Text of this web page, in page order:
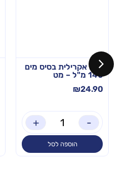
לכה אקרילית בסיס מים
140 מ"ל – מט
₪24.90
-
+
הוספה לסל